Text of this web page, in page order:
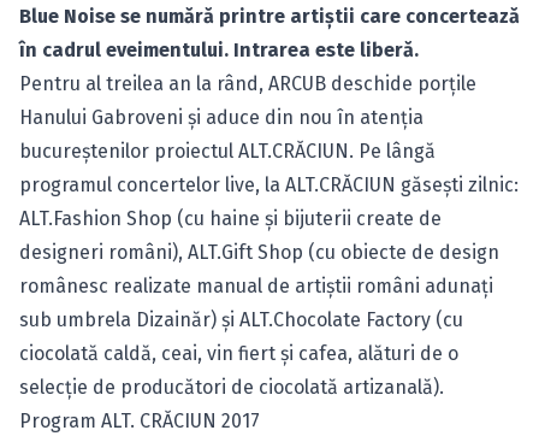
Blue Noise se numără printre artiştii care concertează
în cadrul eveimentului. Intrarea este liberă.
Pentru al treilea an la rând, ARCUB deschide porţile
Hanului Gabroveni şi aduce din nou în atenţia
bucureştenilor proiectul ALT.CRĂCIUN. Pe lângă
programul concertelor live, la ALT.CRĂCIUN găseşti zilnic:
ALT.Fashion Shop (cu haine şi bijuterii create de
designeri români), ALT.Gift Shop (cu obiecte de design
românesc realizate manual de artiştii români adunaţi
sub umbrela Dizainăr) şi ALT.Chocolate Factory (cu
ciocolată caldă, ceai, vin fiert şi cafea, alături de o
selecţie de producători de ciocolată artizanală).
Program ALT. CRĂCIUN 2017